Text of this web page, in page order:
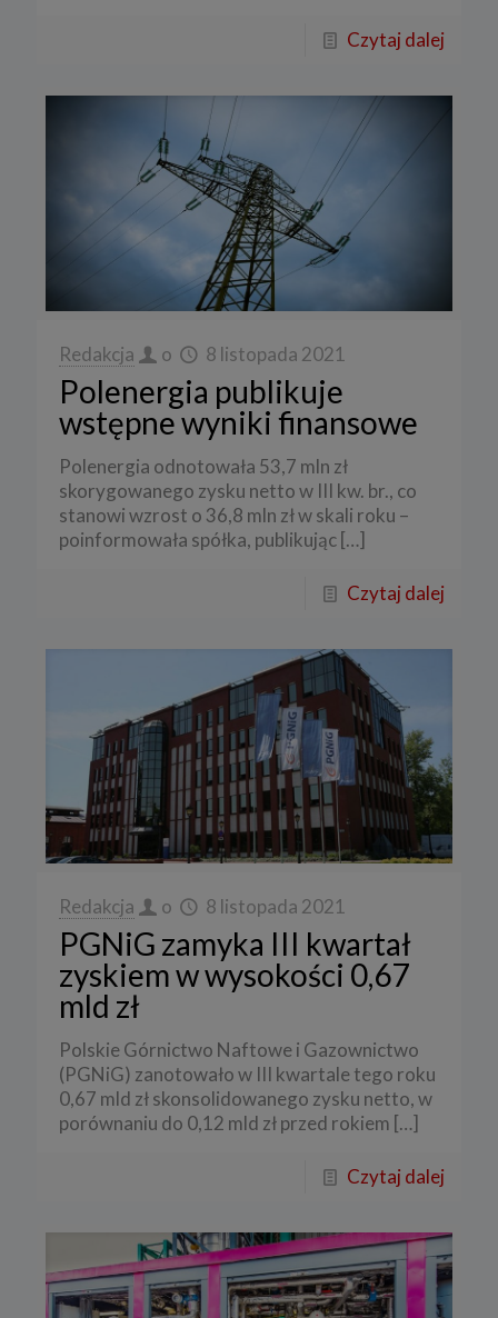
Czytaj dalej
Redakcja o 8 listopada 2021
Polenergia publikuje
wstępne wyniki finansowe
Polenergia odnotowała 53,7 mln zł
skorygowanego zysku netto w III kw. br., co
stanowi wzrost o 36,8 mln zł w skali roku –
poinformowała spółka, publikując[…]
Czytaj dalej
Redakcja o 8 listopada 2021
PGNiG zamyka III kwartał
zyskiem w wysokości 0,67
mld zł
Polskie Górnictwo Naftowe i Gazownictwo
(PGNiG) zanotowało w III kwartale tego roku
0,67 mld zł skonsolidowanego zysku netto, w
porównaniu do 0,12 mld zł przed rokiem […]
Czytaj dalej